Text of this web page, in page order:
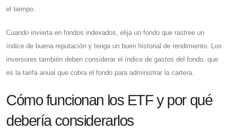
el tiempo.
Cuando invierta en fondos indexados, elija un fondo que rastree un
índice de buena reputación y tenga un buen historial de rendimiento. Los
inversores también deben considerar el índice de gastos del fondo, que
es la tarifa anual que cobra el fondo para administrar la cartera.
Cómo funcionan los ETF y por qué
debería considerarlos